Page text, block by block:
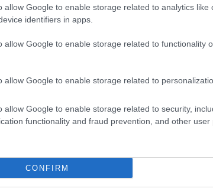
allow Google to enable storage related to analytics like
identifiers in apps.
allow Google to enable storage related to functionality
allow Google to enable storage related to
allow Google to enable storage related to security,
functionality and fraud prevention, and other user
CONFIRM
Prossimo articolo
Invia un Comunicato Stampa